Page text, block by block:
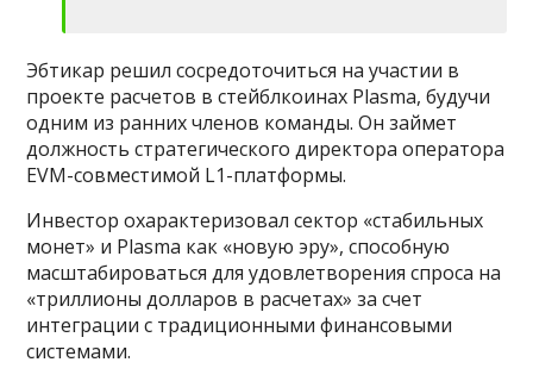
Эбтикар решил сосредоточиться на участии в
проекте расчетов в стейблкоинах Plasma, будучи
одним из ранних членов команды. Он займет
должность стратегического директора оператора
EVM-совместимой L1-платформы.
Инвестор охарактеризовал сектор «стабильных
монет» и Plasma как «новую эру», способную
масштабироваться для удовлетворения спроса на
«триллионы долларов в расчетах» за счет
интеграции с традиционными финансовыми
системами.